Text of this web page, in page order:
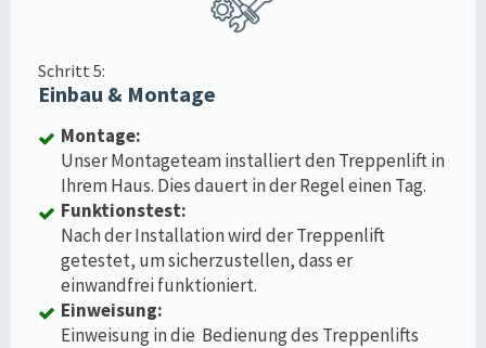
Schritt 5:
Einbau & Montage
Montage:
Unser Montageteam installiert den Treppenlift in
Ihrem Haus. Dies dauert in der Regel einen Tag.
Funktionstest:
Nach der Installation wird der Treppenlift
getestet, um sicherzustellen, dass er
einwandfrei funktioniert.
Einweisung:
Einweisung in die Bedienung des Treppenlifts